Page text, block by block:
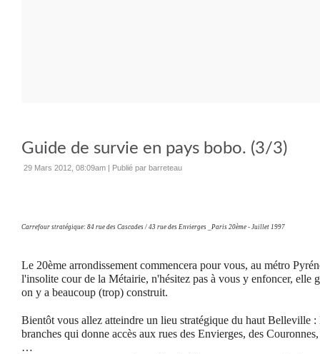
Guide de survie en pays bobo. (3/3)
29 Mars 2012, 08:09am | Publié par barreteau
Carrefour stratégique: 84 rue des Cascades / 43 rue des Envierges _Paris 20ème - Juillet 1997
Le 20ème arrondissement commencera pour vous, au métro
l'insolite cour de la Métairie, n'hésitez pas à vous y enfoncer, elle
on y a beaucoup (trop) construit.
Bientôt vous allez atteindre un lieu stratégique du haut Belleville
branches qui donne accès aux rues des Envierges, des
…